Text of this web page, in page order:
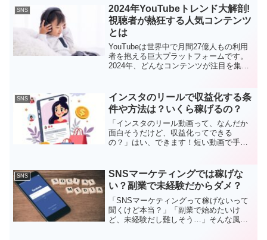
す！今回は、インスタアフィリエイトで
稼げないジャンルと、逆に稼ぎ...
SNS
2024年YouTubeトレンド大解剖!
視聴者が熱狂する人気コンテンツ
とは
YouTubeは世界中で月間27億人もの利用
者を抱える巨大プラットフォームです。
2024年、どんなコンテンツが注目を集め
し、人気コンテンツの秘密に迫ります。
1. ASM...
SNS
インスタのリールで収益化する条
件や方法は？いくら稼げるの？
「インスタのリール動画って、なんだか
面白そうだけど、収益化ってできる
の？」はい、できます！短い動画で手軽
の可能性も広がっています。この記事で
は、インスタのリールで収益化...
SNS
SNSマーケティングでは稼げな
い？副業で未経験だからダメ？
「SNSマーケティングって稼げないって
聞くけど本当？」「副業で始めたいけ
ど、未経験だし難しそう…」そんな風に